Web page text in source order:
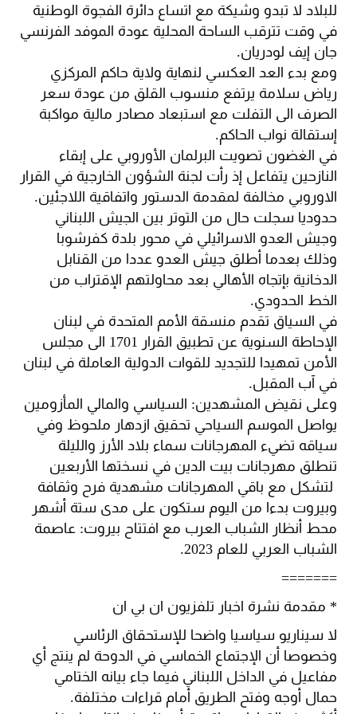
للبلاد لا تبدو وشيكة مع اتساع دائرة الفجوة الوطنية
في وقت تترقب الساحة المحلية عودة الموفد الفرنسي
جان إيف لودريان.
ومع بدء العد العكسي لنهاية ولاية حاكم المركزي
رياض سلامة يرتفع منسوب القلق من عودة سعر
الصرف الى التفلت مع استبعاد مصادر مالية مواكبة
إستقالة نواب الحاكم.
في الغضون تصويت البرلمان الأوروبي على إبقاء
النازحين يتفاعل إذ رأت لجنة الشؤون الخارجية في القرار
الاوروبي مخالفة لمقدمة الدستور واتفاقية اللاجئين.
حدوديا سجلت حال من التوتر بين الجيش اللبناني
وجيش العدو الاسرائيلي في محور بلدة كفرشوبا
وذلك بعدما أطلق جيش العدو عددا من القنابل
الدخانية بإتجاه الأهالي بعد محاولتهم الإقتراب من
الخط الحدودي.
في السياق تقدم منسقة الأمم المتحدة في لبنان
الإحاطة السنوية عن تطبيق القرار 1701 الى مجلس
الأمن تمهيدا للتجديد للقوات الدولية العاملة في لبنان
في آب المقبل.
وعلى نقيض المشهدين: السياسي والمالي المأزومين
يواصل الموسم السياحي تحقيق ازدهار ملحوظ وفي
سياقه تضيء المهرجانات سماء بلاد الأرز والليلة
تنطلق مهرجانات بيت الدين في نسختها الأربعين
لتشكل مع باقي المهرجانات مشهدية فرح وثقافة
وبيروت بدءا من اليوم ستكون على مدى ستة أشهر
محط أنظار الشباب العرب مع افتتاح بيروت: عاصمة
الشباب العربي للعام 2023.
=======
* مقدمة نشرة اخبار تلفزيون ان بي ان
لا سيناريو سياسيا واضحا للإستحقاق الرئاسي
وخصوصا أن الإجتماع الخماسي في الدوحة لم ينتج أي
مفاعيل في الداخل اللبناني فيما جاء بيانه الختامي
حمال أوجه وفتح الطريق أمام قراءات مختلفة.